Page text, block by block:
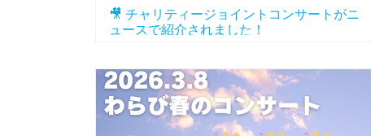
🎥 チャリティージョイントコンサートがニ
ュースで紹介されました！